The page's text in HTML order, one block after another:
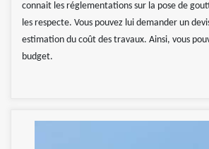
connait les réglementations sur la pose de
les respecte. Vous pouvez lui demander un
estimation du coût des travaux. Ainsi, vous
budget.